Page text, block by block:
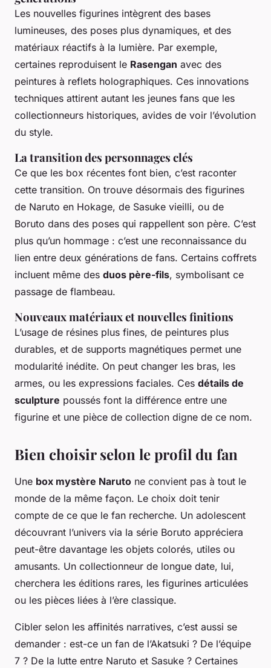
Les nouvelles figurines intègrent des bases
lumineuses, des poses plus dynamiques, et des
matériaux réactifs à la lumière. Par exemple,
certaines reproduisent le Rasengan avec des
peintures à reflets holographiques. Ces innovations
techniques attirent autant les jeunes fans que les
collectionneurs historiques, avides de voir l’évolution
du style.
La transition des personnages clés
Ce que les box récentes font bien, c’est raconter
cette transition. On trouve désormais des figurines
de Naruto en Hokage, de Sasuke vieilli, ou de
Boruto dans des poses qui rappellent son père. C’est
plus qu’un hommage : c’est une reconnaissance du
lien entre deux générations de fans. Certains coffrets
incluent même des duos père-fils, symbolisant ce
passage de flambeau.
Nouveaux matériaux et nouvelles finitions
L’usage de résines plus fines, de peintures plus
durables, et de supports magnétiques permet une
modularité inédite. On peut changer les bras, les
armes, ou les expressions faciales. Ces détails de
sculpture poussés font la différence entre une
figurine et une pièce de collection digne de ce nom.
Bien choisir selon le profil du fan
Une box mystère Naruto ne convient pas à tout le
monde de la même façon. Le choix doit tenir
compte de ce que le fan recherche. Un adolescent
découvrant l’univers via la série Boruto appréciera
peut-être davantage les objets colorés, utiles ou
amusants. Un collectionneur de longue date, lui,
cherchera les éditions rares, les figurines articulées
ou les pièces liées à l’ère classique.
Cibler selon les affinités narratives, c’est aussi se
demander : est-ce un fan de l’Akatsuki ? De l’équipe
7 ? De la lutte entre Naruto et Sasuke ? Certaines